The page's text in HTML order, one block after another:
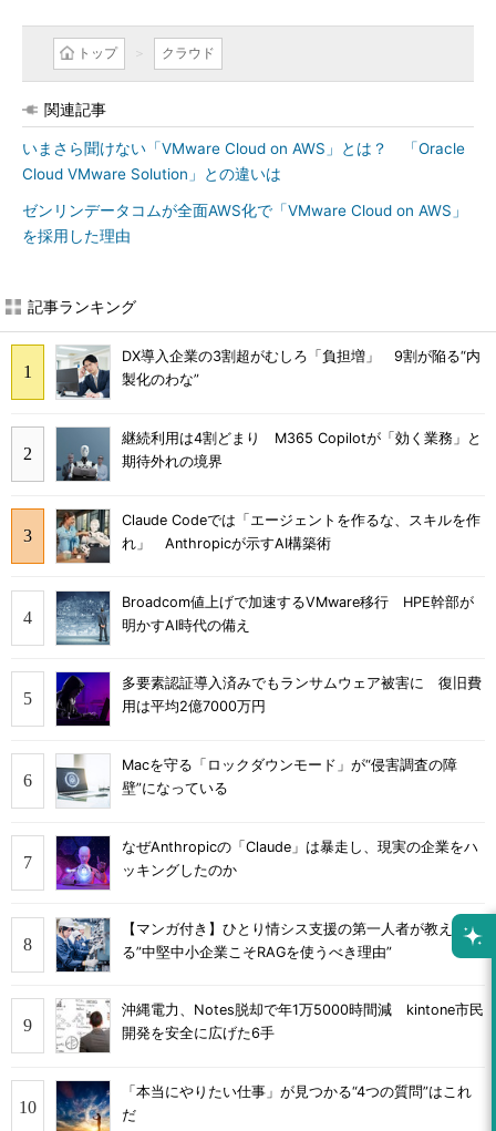
トップ クラウド
関連記事
いまさら聞けない「VMware Cloud on AWS」とは？ 「Oracle
Cloud VMware Solution」との違いは
ゼンリンデータコムが全面AWS化で「VMware Cloud on AWS」
を採用した理由
記事ランキング
DX導入企業の3割超がむしろ「負担増」 9割が陥る“内
製化のわな”
継続利用は4割どまり M365 Copilotが「効く業務」と
期待外れの境界
Claude Codeでは「エージェントを作るな、スキルを作
れ」 Anthropicが示すAI構築術
Broadcom値上げで加速するVMware移行 HPE幹部が
明かすAI時代の備え
多要素認証導入済みでもランサムウェア被害に 復旧費
用は平均2億7000万円
Macを守る「ロックダウンモード」が“侵害調査の障
壁”になっている
なぜAnthropicの「Claude」は暴走し、現実の企業をハ
ッキングしたのか
【マンガ付き】ひとり情シス支援の第一人者が教え
る”中堅中小企業こそRAGを使うべき理由”
沖縄電力、Notes脱却で年1万5000時間減 kintone市民
開発を安全に広げた6手
「本当にやりたい仕事」が見つかる“4つの質問”はこれ
だ